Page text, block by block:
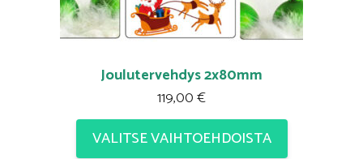
Joulutervehdys 2x80mm
119,00€
VALITSE VAIHTOEHDOISTA